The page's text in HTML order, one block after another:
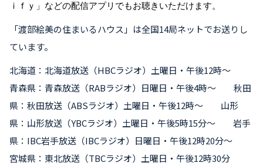
ｉｆｙ」などの配信アプリでもお聴きいただけます。
「渡部絵美の住まいるハウス」は全国14局ネットでお送りし
ています。
北海道：北海道放送（HBCラジオ）土曜日・午後12時～
青森県：青森放送（RABラジオ）日曜日・午後4時～ 秋田
県：秋田放送（ABSラジオ）土曜日・午後12時～ 山形
県：山形放送（YBCラジオ）土曜日・午後5時15分～ 岩手
県：IBC岩手放送（IBCラジオ）日曜日・午後12時20分～
宮城県：東北放送（TBCラジオ）土曜日・午後12時30分